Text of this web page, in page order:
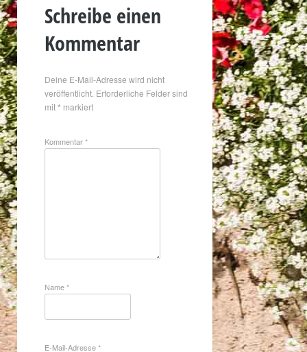
Schreibe einen
Kommentar
Deine E-Mail-Adresse wird nicht
veröffentlicht. Erforderliche Felder sind
mit* markiert
Kommentar*
Name*
E-Mail-Adresse*